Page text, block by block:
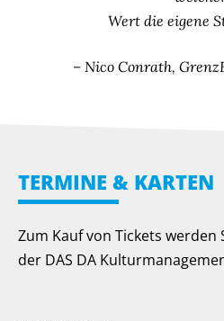
Wert die eigene
– Nico Conrath,
TERMINE & KARTEN
Zum Kauf von Tickets werden
der DAS DA